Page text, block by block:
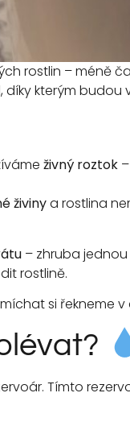
rostlin – méně
kterým
živný roztok
živinya rostlina
– zhruba
rostlině.
si řekneme v
Tímto